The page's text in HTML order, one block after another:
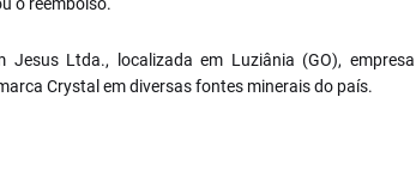
Ltda., localizada em Luziânia (GO), empresa
Crystal em diversas fontes minerais do país.